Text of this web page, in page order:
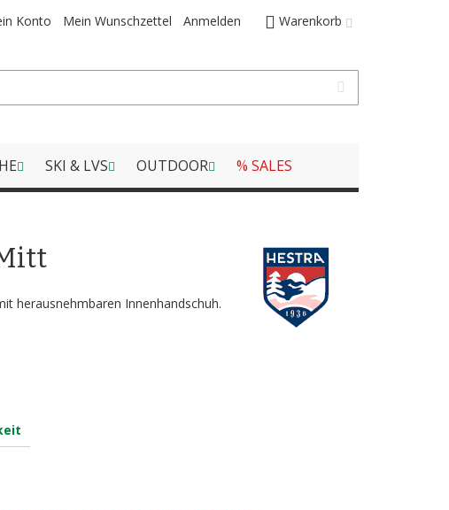
Warenkorb
Konto Mein Wunschzettel Anmelden
SKI & LVS OUTDOOR % SALES
herausnehmbaren Innenhandschuh.